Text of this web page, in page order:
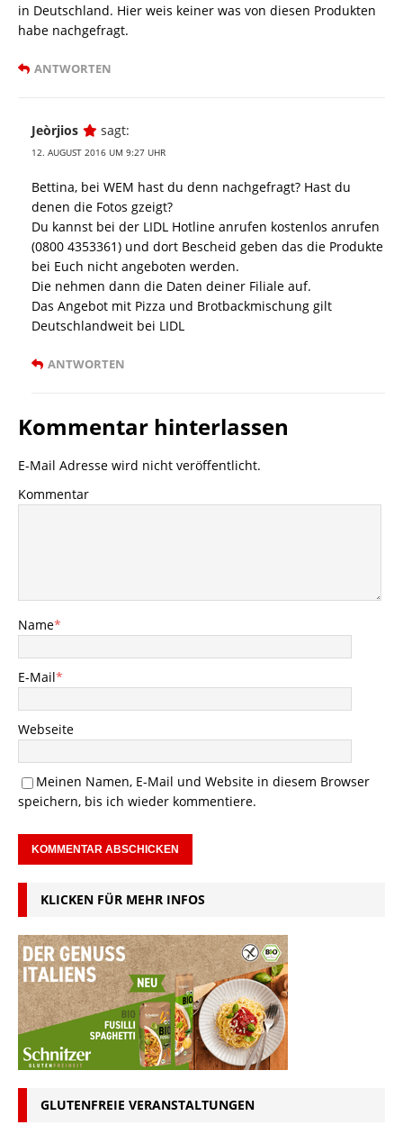
in Deutschland. Hier weis keiner was von diesen Produkten
habe nachgefragt.
ANTWORTEN
Jeòrjios sagt:
12. AUGUST 2016 UM 9:27 UHR
Bettina, bei WEM hast du denn nachgefragt? Hast du
denen die Fotos gzeigt?
Du kannst bei der LIDL Hotline anrufen kostenlos anrufen
(0800 4353361) und dort Bescheid geben das die Produkte
bei Euch nicht angeboten werden.
Die nehmen dann die Daten deiner Filiale auf.
Das Angebot mit Pizza und Brotbackmischung gilt
Deutschlandweit bei LIDL
ANTWORTEN
Kommentar hinterlassen
E-Mail Adresse wird nicht veröffentlicht.
Kommentar
Name*
E-Mail*
Webseite
Meinen Namen, E-Mail und Website in diesem Browser
speichern, bis ich wieder kommentiere.
KLICKEN FÜR MEHR INFOS
GLUTENFREIE VERANSTALTUNGEN